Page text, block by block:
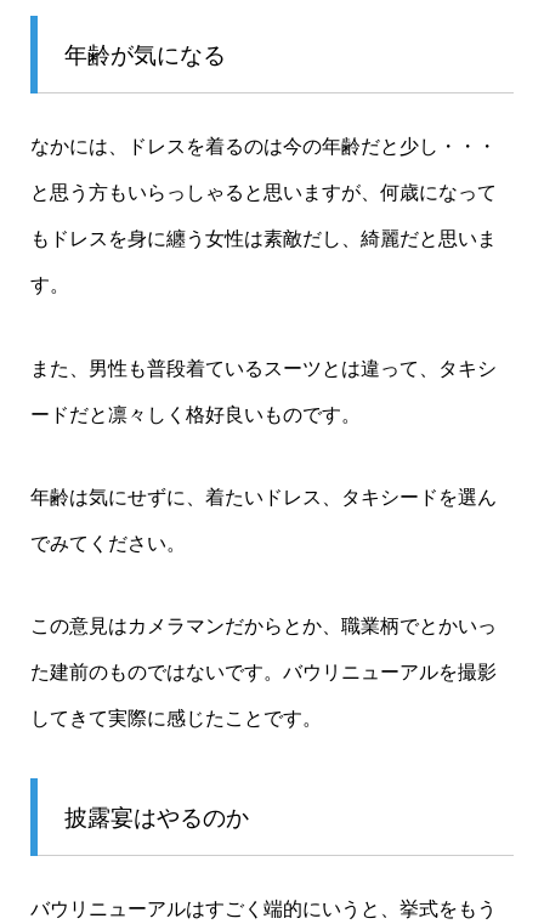
年齢が気になる
なかには、ドレスを着るのは今の年齢だと少し・・・
と思う方もいらっしゃると思いますが、何歳になって
もドレスを身に纏う女性は素敵だし、綺麗だと思いま
す。
また、男性も普段着ているスーツとは違って、タキシ
ードだと凛々しく格好良いものです。
年齢は気にせずに、着たいドレス、タキシードを選ん
でみてください。
この意見はカメラマンだからとか、職業柄でとかいっ
た建前のものではないです。バウリニューアルを撮影
してきて実際に感じたことです。
披露宴はやるのか
バウリニューアルはすごく端的にいうと、挙式をもう